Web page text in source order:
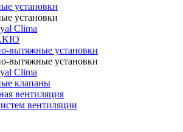
установки
установки
Clima
вытяжные установки
вытяжные установки
Clima
клапаны
вентиляция
вентиляции